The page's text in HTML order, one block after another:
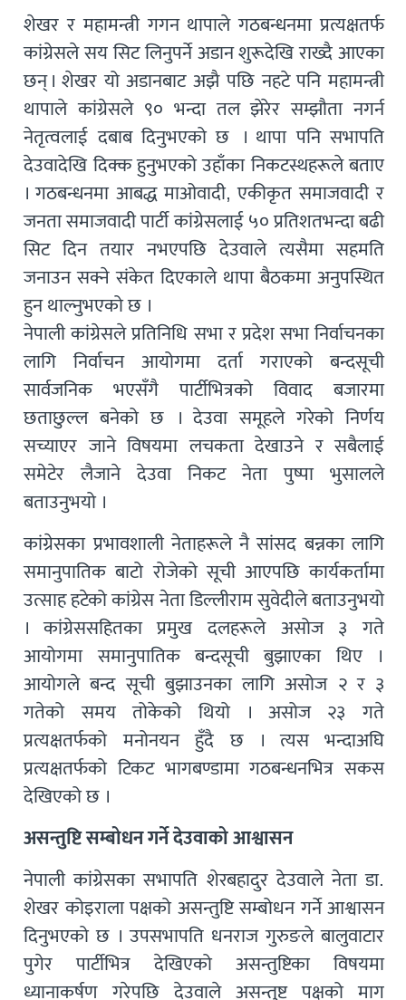
शेखर र महामन्त्री गगन थापाले गठबन्धनमा प्रत्यक्षतर्फ
कांग्रेसले सय सिट लिनुपर्ने अडान शुरूदेखि राख्दै आएका
छन् । शेखर यो अडानबाट अझै पछि नहटे पनि महामन्त्री
थापाले कांग्रेसले ९० भन्दा तल झेरेर सम्झौता नगर्न
नेतृत्वलाई दबाब दिनुभएको छ । थापा पनि सभापति
देउवादेखि दिक्क हुनुभएको उहाँका निकटस्थहरूले बताए
। गठबन्धनमा आबद्ध माओवादी, एकीकृत समाजवादी र
जनता समाजवादी पार्टी कांग्रेसलाई ५० प्रतिशतभन्दा बढी
सिट दिन तयार नभएपछि देउवाले त्यसैमा सहमति
जनाउन सक्ने संकेत दिएकाले थापा बैठकमा अनुपस्थित
हुन थाल्नुभएको छ ।
नेपाली कांग्रेसले प्रतिनिधि सभा र प्रदेश सभा निर्वाचनका
लागि निर्वाचन आयोगमा दर्ता गराएको बन्दसूची
सार्वजनिक भएसँगै पार्टीभित्रको विवाद बजारमा
छताछुल्ल बनेको छ । देउवा समूहले गरेको निर्णय
सच्याएर जाने विषयमा लचकता देखाउने र सबैलाई
समेटेर लैजाने देउवा निकट नेता पुष्पा भुसालले
बताउनुभयो ।
कांग्रेसका प्रभावशाली नेताहरूले नै सांसद बन्नका लागि
समानुपातिक बाटो रोजेको सूची आएपछि कार्यकर्तामा
उत्साह हटेको कांग्रेस नेता डिल्लीराम सुवेदीले बताउनुभयो
। कांग्रेससहितका प्रमुख दलहरूले असोज ३ गते
आयोगमा समानुपातिक बन्दसूची बुझाएका थिए ।
आयोगले बन्द सूची बुझाउनका लागि असोज २ र ३
गतेको समय तोकेको थियो । असोज २३ गते
प्रत्यक्षतर्फको मनोनयन हुँदै छ । त्यस भन्दाअघि
प्रत्यक्षतर्फको टिकट भागबण्डामा गठबन्धनभित्र सकस
देखिएको छ ।
असन्तुष्टि सम्बोधन गर्ने देउवाको आश्वासन
नेपाली कांग्रेसका सभापति शेरबहादुर देउवाले नेता डा.
शेखर कोइराला पक्षको असन्तुष्टि सम्बोधन गर्ने आश्वासन
दिनुभएको छ । उपसभापति धनराज गुरुङले बालुवाटार
पुगेर पार्टीभित्र देखिएको असन्तुष्टिका विषयमा
ध्यानाकर्षण गरेपछि देउवाले असन्तुष्ट पक्षको माग